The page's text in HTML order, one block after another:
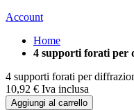
Account
Home
4 supporti forati per
4 supporti forati per
10,92 € Iva inclusa
Aggiungi al carrello